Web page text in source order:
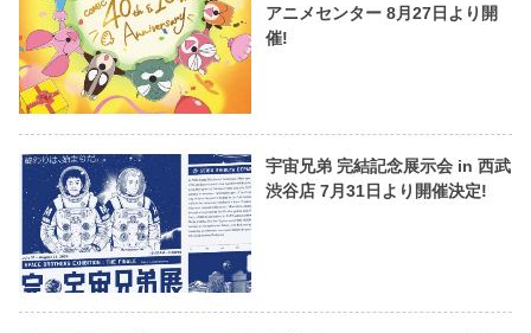
アニメセンター 8月27日より開
催!
宇宙兄弟 完結記念展示会 in 西武
渋谷店 7月31日より開催決定!